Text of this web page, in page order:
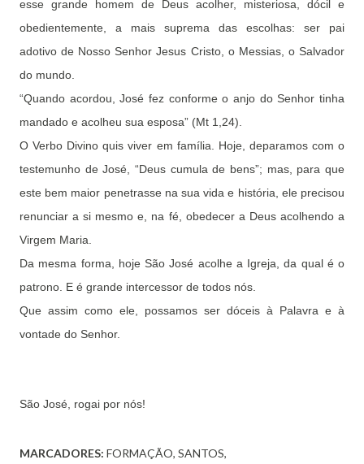
esse grande homem de Deus acolher, misteriosa, dócil e
obedientemente, a mais suprema das escolhas: ser pai
adotivo de Nosso Senhor Jesus Cristo, o Messias, o Salvador
do mundo.
“Quando acordou, José fez conforme o anjo do Senhor tinha
mandado e acolheu sua esposa” (Mt 1,24).
O Verbo Divino quis viver em família. Hoje, deparamos com o
testemunho de José, “Deus cumula de bens”; mas, para que
este bem maior penetrasse na sua vida e história, ele precisou
renunciar a si mesmo e, na fé, obedecer a Deus acolhendo a
Virgem Maria.
Da mesma forma, hoje São José acolhe a Igreja, da qual é o
patrono. E é grande intercessor de todos nós.
Que assim como ele, possamos ser dóceis à Palavra e à
vontade do Senhor.
São José, rogai por nós!
MARCADORES: FORMAÇÃO SANTOS